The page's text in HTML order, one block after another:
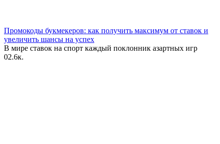
Промокоды букмекеров: как получить максимум от ставок и
увеличить шансы на успех
В мире ставок на спорт каждый поклонник азартных игр
02.6к.